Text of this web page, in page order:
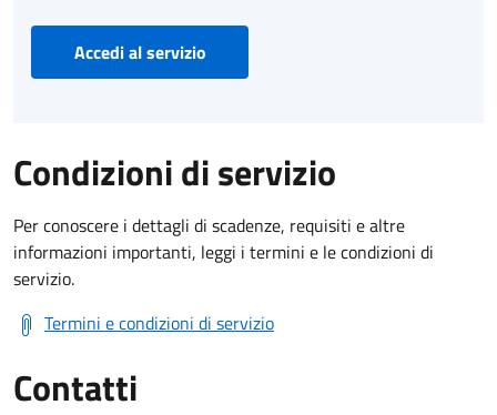
Accedi al servizio
Condizioni di servizio
Per conoscere i dettagli di scadenze, requisiti e altre
informazioni importanti, leggi i termini e le condizioni di
servizio.
Termini e condizioni di servizio
Contatti